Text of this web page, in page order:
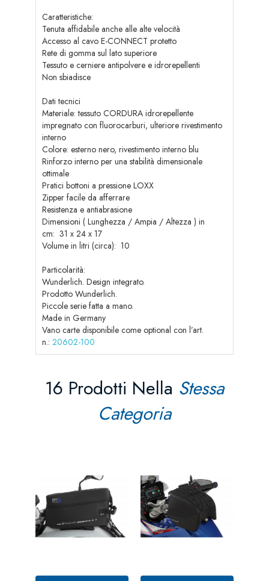
Caratteristiche:
Tenuta affidabile anche alle alte velocità
Accesso al cavo E-CONNECT protetto
Rete di gomma sul lato superiore
Tessuto e cerniere antipolvere e idrorepellenti
Non sbiadisce
Dati tecnici
Materiale: tessuto CORDURA idrorepellente
impregnato con fluorocarburi, ulteriore rivestimento
interno
Colore: esterno nero, rivestimento interno blu
Rinforzo interno per una stabilità dimensionale
ottimale
Pratici bottoni a pressione LOXX
Zipper facile da afferrare
Resistenza e antiabrasione
Dimensioni ( Lunghezza / Ampia / Altezza ) in
cm: 31 x 24 x 17
Volume in litri (circa): 10
Particolarità:
Wunderlich. Design integrato.
Prodotto Wunderlich.
Piccole serie fatta a mano.
Made in Germany
Vano carte disponibile come optional con l’art.
n.: 20602-100
16 Prodotti Nella Stessa
Categoria